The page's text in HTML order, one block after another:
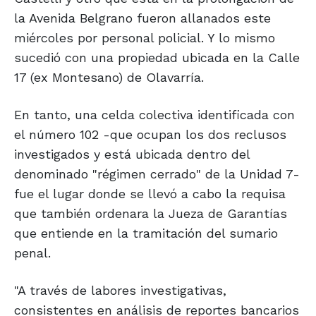
la Avenida Belgrano fueron allanados este
miércoles por personal policial. Y lo mismo
sucedió con una propiedad ubicada en la Calle
17 (ex Montesano) de Olavarría.
En tanto, una celda colectiva identificada con
el número 102 -que ocupan los dos reclusos
investigados y está ubicada dentro del
denominado "régimen cerrado" de la Unidad 7-
fue el lugar donde se llevó a cabo la requisa
que también ordenara la Jueza de Garantías
que entiende en la tramitación del sumario
penal.
"A través de labores investigativas,
consistentes en análisis de reportes bancarios